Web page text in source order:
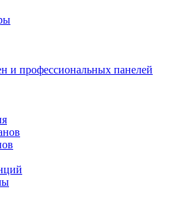
и профессиональных панелей